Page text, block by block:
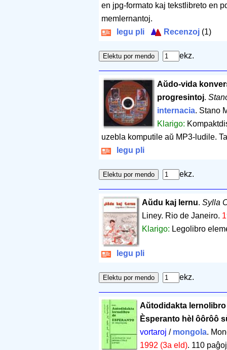
en jpg-formato kaj tekstlibreto en
memlernantoj.
legu pli
Recenzoj (1)
ekz.
Aŭdo-vida
progresintoj.
internacia. Stano
Klarigo:
uzebla komputile aŭ MP3-ludile.
legu pli
ekz.
Aŭdu kaj lernu. Sylla
Liney. Rio de Janeiro.
Klarigo: Legolibro
legu pli
ekz.
Aŭtodidakta
Èsperanto hèl ôôrôô
vortaroj / mongola.
1992 (3a eld). 110 paĝoj